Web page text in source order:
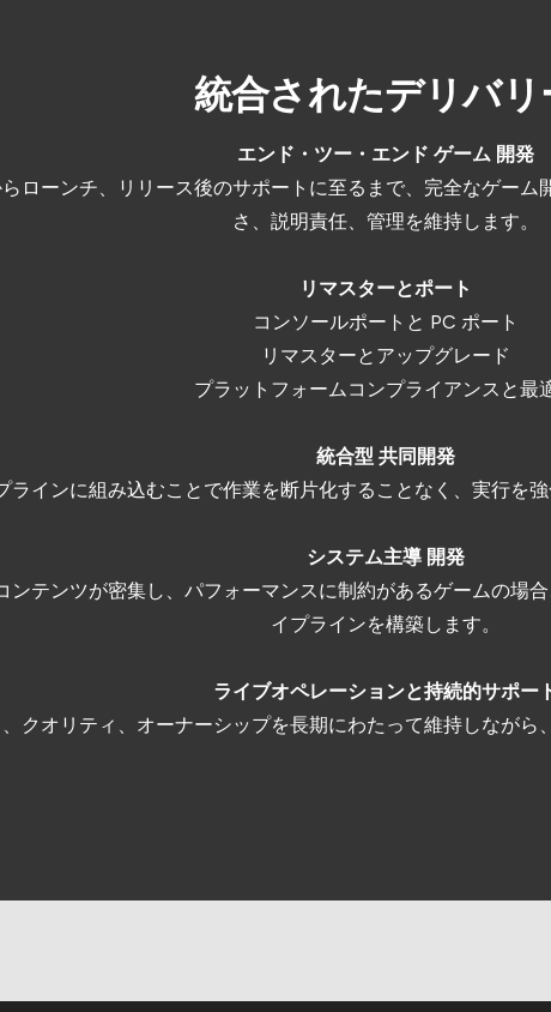
統合されたデリバリ
エンド・ツー・エンド ゲーム 開発
ローンチ、リリース後のサポートに至るまで、完全なゲー
さ、説明責任、管理を維持します。
リマスターとポート
コンソールポートと PC ポート
リマスターとアップグレード
プラットフォームコンプライアンスと最
統合型 共同開発
ラインに組み込むことで作業を断片化することなく、実行を
システム主導 開発
ンテンツが密集し、パフォーマンスに制約があるゲームの場
イプラインを構築します。
ライブオペレーションと持続的サポー
クオリティ、オーナーシップを長期にわたって維持しながら